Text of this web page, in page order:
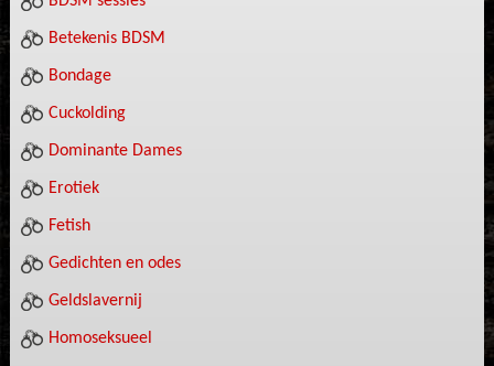
Betekenis BDSM
Bondage
Cuckolding
Dominante Dames
Erotiek
Fetish
Gedichten en odes
Geldslavernij
Homoseksueel